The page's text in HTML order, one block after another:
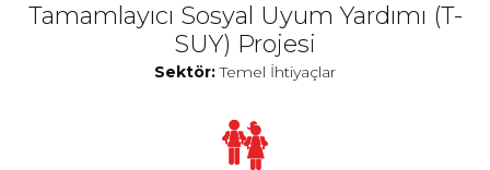
Tamamlayıcı Sosyal Uyum Yardımı (T-
SUY) Projesi
Sektör:Temel İhtiyaçlar